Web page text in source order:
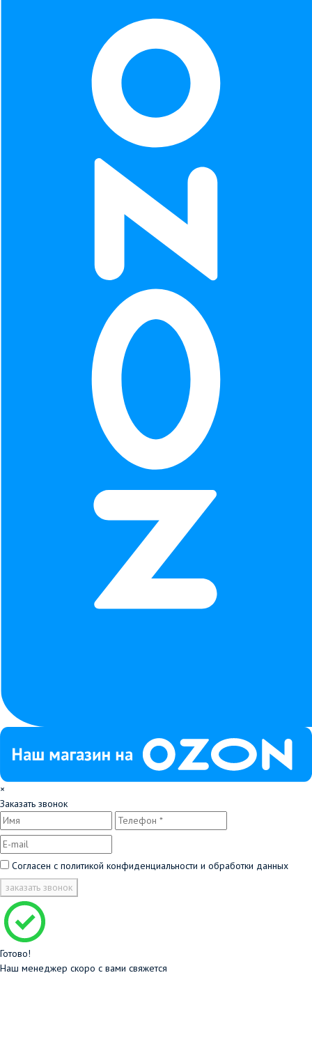
×
Заказать звонок
Согласен с политикой конфиденциальности и обработки данных
заказать звонок
Готово!
Наш менеджер скоро с вами свяжется